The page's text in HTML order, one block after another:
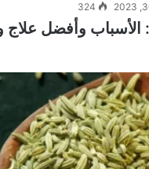
324
الأسباب وأفضل